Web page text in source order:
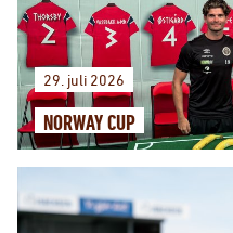
29. juli 2026
NORWAY CUP